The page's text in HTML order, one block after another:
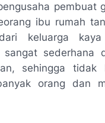
pembuat
ibu rumah
keluarga
sangat sederhana
sehingga tidak
orang dan